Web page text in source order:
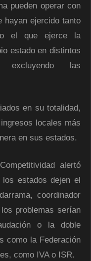
pueden operar con
hayan ejercido tanto
el que ejerce la
estado en distintos
excluyendo las
en su totalidad,
locales más
en sus estados.
alertó
estados dejen el
coordinador
problemas serían
o la doble
como la Federación
como IVA o ISR.